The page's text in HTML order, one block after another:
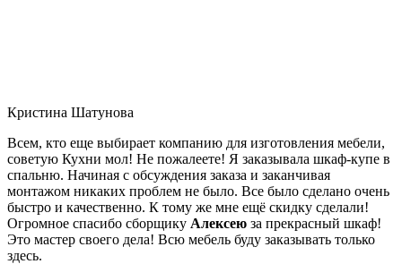
Кристина Шатунова
Всем, кто еще выбирает компанию для изготовления мебели,
советую Кухни мол! Не пожалеете! Я заказывала шкаф-купе в
спальню. Начиная с обсуждения заказа и заканчивая
монтажом никаких проблем не было. Все было сделано очень
быстро и качественно. К тому же мне ещё скидку сделали!
Огромное спасибо сборщику Алексею за прекрасный шкаф!
Это мастер своего дела! Всю мебель буду заказывать только
здесь.